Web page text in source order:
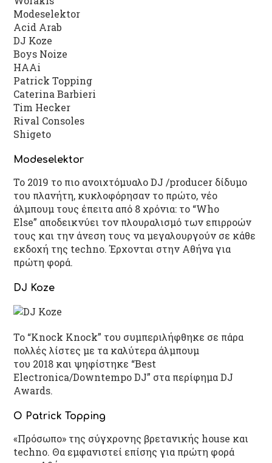
Modeselektor
Acid Arab
DJ Koze
Boys Noize
HAAi
Patrick Topping
Caterina Barbieri
Tim Hecker
Rival Consoles
Shigeto
Modeselektor
Το 2019 το πιο ανοιχτόμυαλο DJ /producer δίδυμο
του πλανήτη, κυκλοφόρησαν το πρώτο, νέο
άλμπουμ τους έπειτα από 8 χρόνια: το “Who
Else” αποδεικνύει τον πλουραλισμό των επιρροών
τους και την άνεση τους να μεγαλουργούν σε κάθε
εκδοχή της techno. Έρχονται στην Αθήνα για
πρώτη φορά.
DJ Koze
Το “Knock Knock” του συμπεριλήφθηκε σε πάρα
πολλές λίστες με τα καλύτερα άλμπουμ
του 2018 και ψηφίστηκε “Best
Electronica/Downtempo DJ” στα περίφημα DJ
Awards.
Ο Patrick Topping
«Πρόσωπο» της σύγχρονης βρετανικής house και
techno. Θα εμφανιστεί επίσης για πρώτη φορά